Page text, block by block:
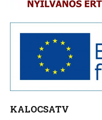
KALOCSATV